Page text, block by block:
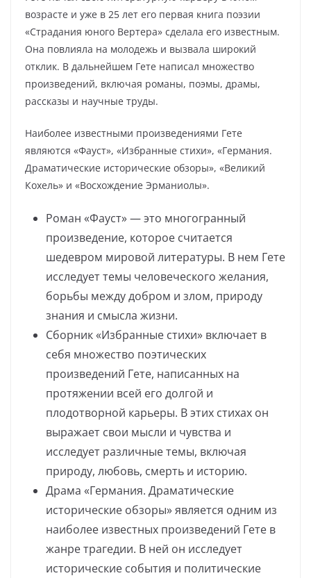
возрасте и уже в 25 лет его первая книга поэзии
«Страдания юного Вертера» сделала его известным.
Она повлияла на молодежь и вызвала широкий
отклик. В дальнейшем Гете написал множество
произведений, включая романы, поэмы, драмы,
рассказы и научные труды.
Наиболее известными произведениями Гете
являются «Фауст», «Избранные стихи», «Германия.
Драматические исторические обзоры», «Великий
Кохель» и «Восхождение Эрманиолы».
Роман «Фауст» — это многогранный
произведение, которое считается
шедевром мировой литературы. В нем Гете
исследует темы человеческого желания,
борьбы между добром и злом, природу
знания и смысла жизни.
Сборник «Избранные стихи» включает в
себя множество поэтических
произведений Гете, написанных на
протяжении всей его долгой и
плодотворной карьеры. В этих стихах он
выражает свои мысли и чувства и
исследует различные темы, включая
природу, любовь, смерть и историю.
Драма «Германия. Драматические
исторические обзоры» является одним из
наиболее известных произведений Гете в
жанре трагедии. В ней он исследует
исторические события и политические